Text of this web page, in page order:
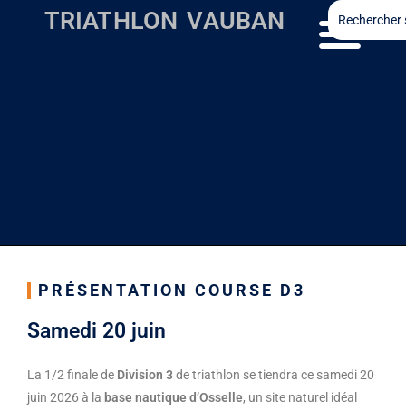
TRIATHLON VAUBAN
PRÉSENTATION COURSE D3
Samedi 20 juin
La 1/2 finale de Division 3de triathlon se tiendra ce samedi 20
juin 2026 à la base nautique d’Osselle, un site naturel idéal